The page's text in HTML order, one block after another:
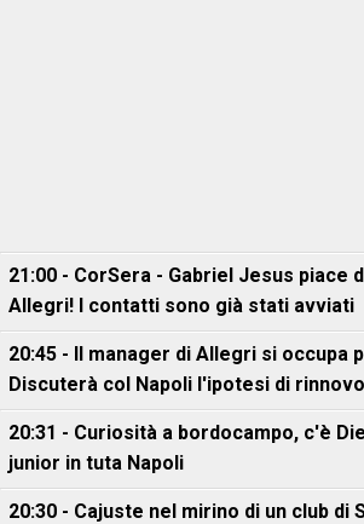
21:00 - CorSera - Gabriel Jesus piace
Allegri! I contatti sono già stati avviati
20:45 - Il manager di Allegri si occupa
Discuterà col Napoli l'ipotesi di rinnovo
20:31 - Curiosità a bordocampo, c'è
junior in tuta Napoli
20:30 - Cajuste nel mirino di un club di